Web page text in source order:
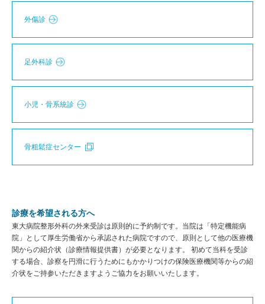
外傷診
足外科診
小児・骨系統診
骨粗鬆症センター
診療を希望される方へ
東大病院整形外科の外来受診は原則的に予約制です。当院は「特定機能病
院」として厚生労働省から承認された病院ですので、原則として他の医療機
関からの紹介状（診療情報提供書）が必要となります。 初めて当科を受診
する場合、診察を円滑に行うためにもかかりつけの保険医療機関等からの紹
介状をご持参いただきますようご協力をお願いいたします。